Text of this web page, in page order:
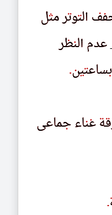
التوتر مثل
النظر
.
غناء جماعى
.
الٮوٮر مٮل
الٮطر
.
عٮاء حماعى
.